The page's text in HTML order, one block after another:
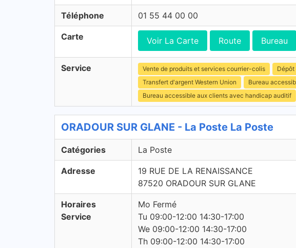
Téléphone 01 55 44 00 00
Carte Voir La Carte Route Bureau
Service Vente de produits et services courrier-colis
Transfert d'argent Western Union
Bureau
Bureau accessible aux clients avec handicap auditif
ORADOUR SUR GLANE - La Poste La Poste
Catégories La Poste
Adresse
19 RUE DE LA RENAISSANCE
87520 ORADOUR SUR GLANE
Horaires
Service
Mo Fermé
Tu 09:00-12:00 14:30-17:00
We 09:00-12:00 14:30-17:00
Th 09:00-12:00 14:30-17:00